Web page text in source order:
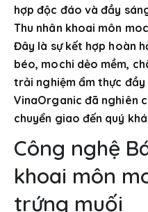
hợp độc đáo và đầy
Thu nhân khoai môn
Đây là sự kết hợp hoàn
béo, mochi dẻo mềm,
trải nghiệm ẩm thực đầy
VinaOrganic đã nghiên
chuyển giao đến quý
Công nghệ
khoai môn
trứng muối